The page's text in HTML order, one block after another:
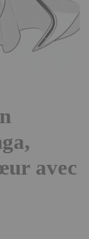
avec